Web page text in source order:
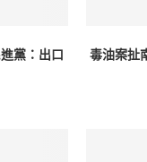
黨：出口
毒油案扯